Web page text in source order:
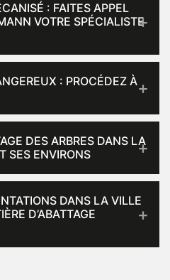
: FAITES APPEL
VOTRE SPÉCIALISTE
: PROCÉDEZ À
DES ARBRES DANS LA
SES ENVIRONS
DANS LA VILLE
D’ABATTAGE